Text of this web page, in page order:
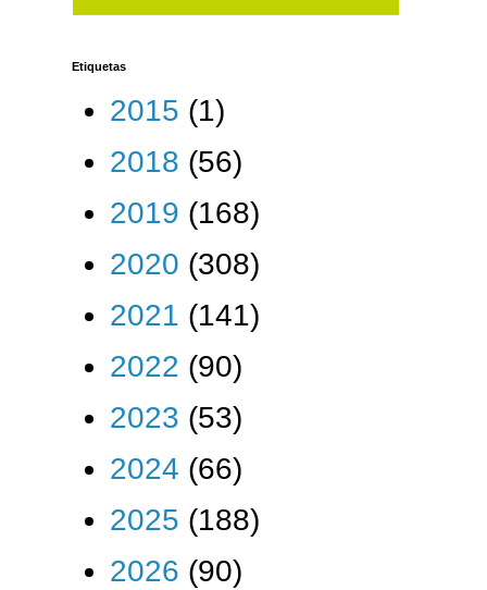
Etiquetas
2015 (1)
2018 (56)
2019 (168)
2020 (308)
2021 (141)
2022 (90)
2023 (53)
2024 (66)
2025 (188)
2026 (90)